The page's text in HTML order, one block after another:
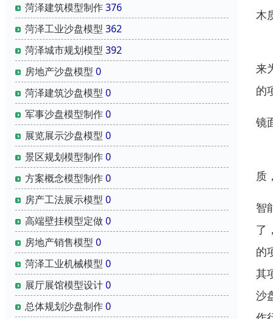
菏泽建筑模型制作376
菏泽工业沙盘模型 362
菏泽城市规划模型 392
房地产沙盘模型 0
菏泽建筑沙盘模型 0
军事沙盘模型制作0
展览展示沙盘模型 0
景区规划模型制作0
方案概念模型制作0
房产工法展示模型 0
高端壁挂模型定做0
房地产销售模型 0
菏泽工业机械模型 0
展厅展馆模型设计0
总体规划沙盘制作0
木
来
的
镜
质
智
了
的
其
沙